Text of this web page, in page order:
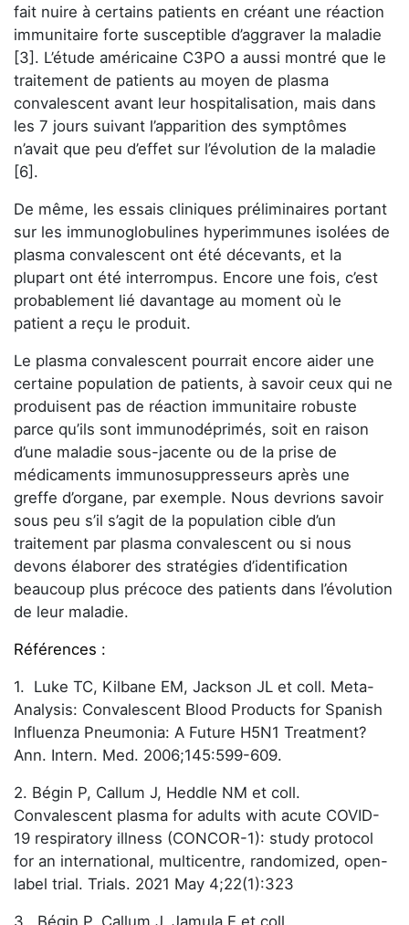
fait nuire à certains patients en créant une réaction
immunitaire forte susceptible d’aggraver la maladie
[3]. L’étude américaine C3PO a aussi montré que le
traitement de patients au moyen de plasma
convalescent avant leur hospitalisation, mais dans
les 7 jours suivant l’apparition des symptômes
n’avait que peu d’effet sur l’évolution de la maladie
[6].
De même, les essais cliniques préliminaires portant
sur les immunoglobulines hyperimmunes isolées de
plasma convalescent ont été décevants, et la
plupart ont été interrompus. Encore une fois, c’est
probablement lié davantage au moment où le
patient a reçu le produit.
Le plasma convalescent pourrait encore aider une
certaine population de patients, à savoir ceux qui ne
produisent pas de réaction immunitaire robuste
parce qu’ils sont immunodéprimés, soit en raison
d’une maladie sous-jacente ou de la prise de
médicaments immunosuppresseurs après une
greffe d’organe, par exemple. Nous devrions savoir
sous peu s’il s’agit de la population cible d’un
traitement par plasma convalescent ou si nous
devons élaborer des stratégies d’identification
beaucoup plus précoce des patients dans l’évolution
de leur maladie.
Références :
1. Luke TC, Kilbane EM, Jackson JL et coll. Meta-
Analysis: Convalescent Blood Products for Spanish
Influenza Pneumonia: A Future H5N1 Treatment?
Ann. Intern. Med. 2006;145:599-609.
2. Bégin P, Callum J, Heddle NM et coll.
Convalescent plasma for adults with acute COVID-
19 respiratory illness (CONCOR-1): study protocol
for an international, multicentre, randomized, open-
label trial. Trials. 2021 May 4;22(1):323
3. Bégin P, Callum J, Jamula E et coll.